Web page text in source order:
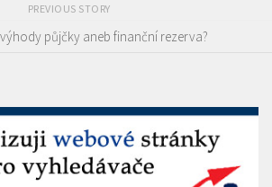
PREVIOUS STORY
půjčky aneb finanční rezerva?